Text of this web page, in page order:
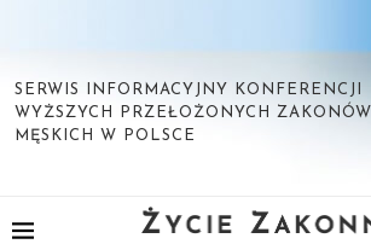
SERWIS INFORMACYJNY KONFERENCJI
WYŻSZYCH PRZEŁOŻONYCH ZAKONÓW
MĘSKICH W POLSCE